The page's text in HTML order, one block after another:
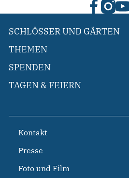
SCHLÖSSER UND GÄRTEN
THEMEN
SPENDEN
TAGEN & FEIERN
Kontakt
Presse
Foto und Film